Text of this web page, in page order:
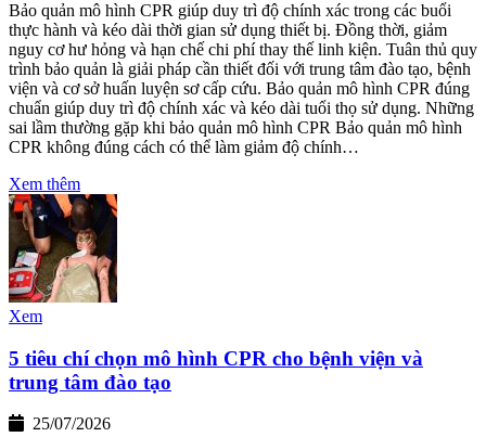
Bảo quản mô hình CPR giúp duy trì độ chính xác trong các buổi
thực hành và kéo dài thời gian sử dụng thiết bị. Đồng thời, giảm
nguy cơ hư hỏng và hạn chế chi phí thay thế linh kiện. Tuân thủ quy
trình bảo quản là giải pháp cần thiết đối với trung tâm đào tạo, bệnh
viện và cơ sở huấn luyện sơ cấp cứu. Bảo quản mô hình CPR đúng
chuẩn giúp duy trì độ chính xác và kéo dài tuổi thọ sử dụng. Những
sai lầm thường gặp khi bảo quản mô hình CPR Bảo quản mô hình
CPR không đúng cách có thể làm giảm độ chính…
Xem thêm
Xem
5 tiêu chí chọn mô hình CPR cho bệnh viện và
trung tâm đào tạo
25/07/2026